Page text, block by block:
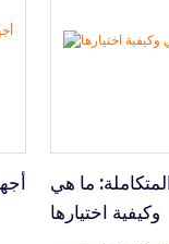
ما هي
وكيفية اختيارها